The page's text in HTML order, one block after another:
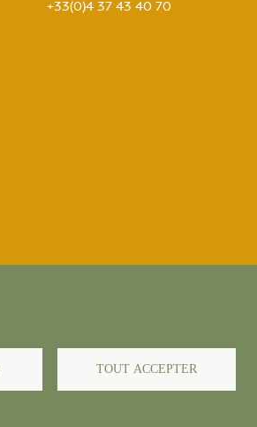
+33(0)4 37 43 40 70
TOUT ACCEPTER